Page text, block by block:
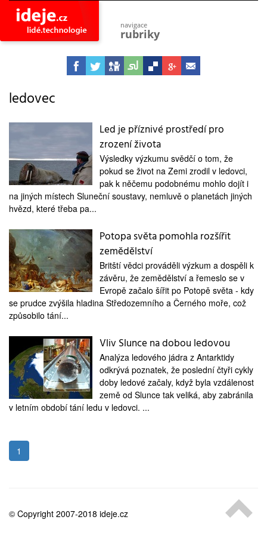
navigace
rubriky
astro
vesmír
společnost
objevy
vynálezy
planeta
přiroda
pokrok
tajemství
firmy
zdraví
medicína
ledovec
Led je příznivé prostředí pro
zrození života
Výsledky výzkumu svědčí o tom, že
pokud se život na Zemi zrodil v ledovci,
pak k něčemu podobnému mohlo dojít i
na jiných místech Sluneční soustavy, nemluvě o planetách jiných
hvězd, které třeba pa...
Potopa světa pomohla rozšířit
zemědělství
Britští vědci prováděli výzkum a dospěli k
závěru, že zemědělství a řemeslo se v
Evropě začalo šířit po Potopě světa - kdy
se prudce zvýšila hladina Středozemního a Černého moře, což
způsobilo tání...
Vliv Slunce na dobou ledovou
Analýza ledového jádra z Antarktidy
odkrývá poznatek, že poslední čtyři cykly
doby ledové začaly, když byla vzdálenost
země od Slunce tak veliká, aby zabránila
v letním období tání ledu v ledovci. ...
1
© Copyright 2007-2018 ideje.cz